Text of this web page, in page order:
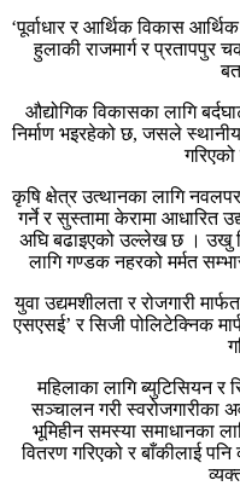
‘पूर्वाधार र आर्थिक विकास
हुलाकी राजमार्ग र प्रतापपुर
औद्योगिक विकासका लागि
निर्माण भइरहेको छ, जसले स्थानीय
कृषि क्षेत्र उत्थानका लागि
गर्ने र सुस्तामा केरामा आधारित
अघि बढाइएको उल्लेख छ । उखु
लागि गण्डक नहरको मर्मत
युवा उद्यमशीलता र रोजगारी
एसएसई’ र सिजी पोलिटेक्निक
महिलाका लागि ब्युटिसियन
सञ्चालन गरी स्वरोजगारीका
भूमिहीन समस्या समाधानका
वितरण गरिएको र बाँकीलाई